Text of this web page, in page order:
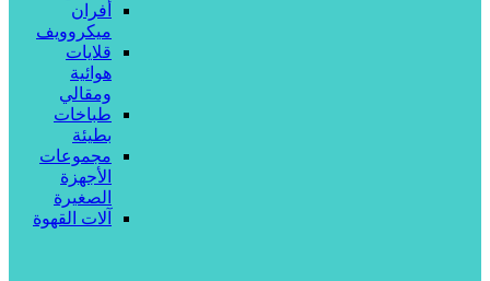
أفران
ميكروويف
قلايات
هوائية
ومقالي
طباخات
بطيئة
مجموعات
الأجهزة
الصغيرة
آلات القهوة